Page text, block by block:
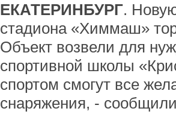
ЕКАТЕРИНБУРГ.
стадиона «Химмаш»
Объект возвели для
спортивной школы
спортом смогут все
снаряжения, -